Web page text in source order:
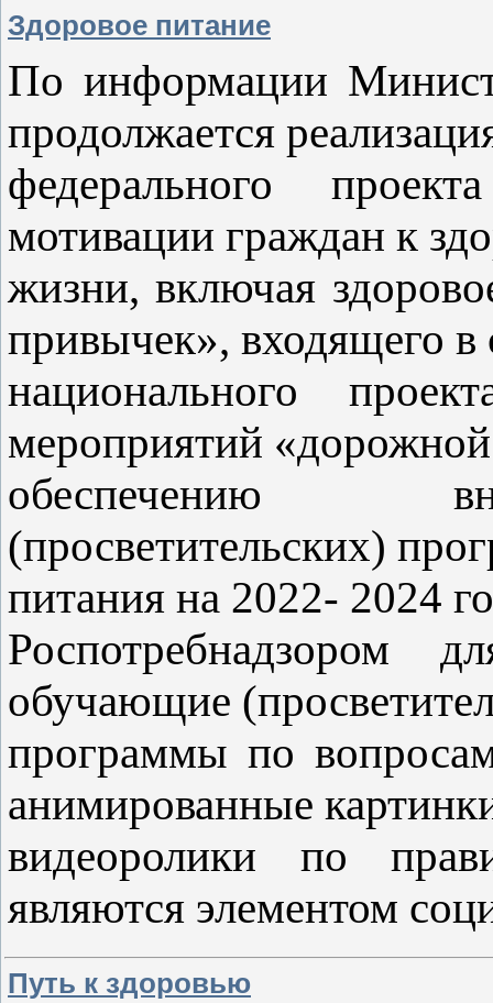
Здоровое питание
По информации
продолжается
федерального
мотивации граждан к
жизни, включая
привычек», входящего в
национального
мероприятий
обеспечению
(просветительских)
питания на 2022- 2024
Роспотребнадзором
обучающие
программы по
анимированные
видеоролики по
являются элементом
Путь к здоровью